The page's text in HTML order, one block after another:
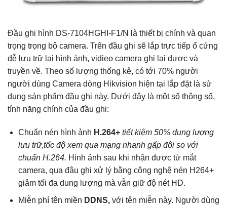
Đầu ghi hình DS-7104HGHI-F1/N là thiết bị chính và quan
trọng trọng bộ camera. Trên đầu ghi sẽ lắp trực tiếp ổ cứng
đễ lưu trữ lại hình ảnh, vidieo camera ghi lại được và
truyền về. Theo số lượng thống kê, có tới 70% người
người dùng Camera dòng Hikvision hiện tại lắp đặt là sử
dụng sản phẩm đầu ghi này. Dưới đây là một số thông số,
tính năng chính của đầu ghi:
Chuẩn nén hình ảnh H.264+ tiết kiệm 50% dung lượng
lưu trữ,tốc độ xem qua mạng nhanh gấp đôi so với
chuẩn H.264. Hình ảnh sau khi nhận được từ mắt
camera, qua đâu ghi xử lý bằng công nghệ nén H264+
giảm tối đa dung lượng mà vẫn giữ độ nét HD.
Miễn phí tên miền DDNS, với tên miễn này. Người dùng